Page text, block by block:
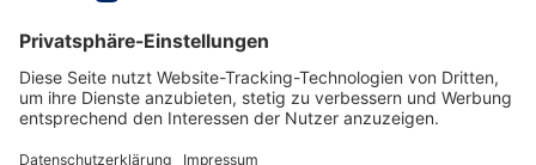
Über Dräger
Informationen